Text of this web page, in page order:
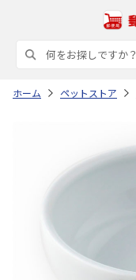
ホーム ペットストア